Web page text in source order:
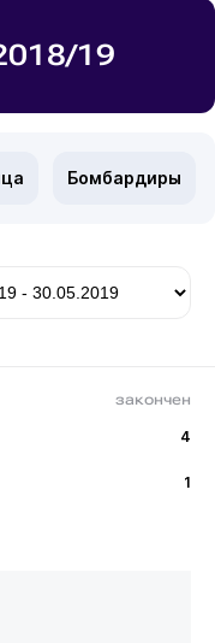
19
Бомбардиры
закончен
4
1